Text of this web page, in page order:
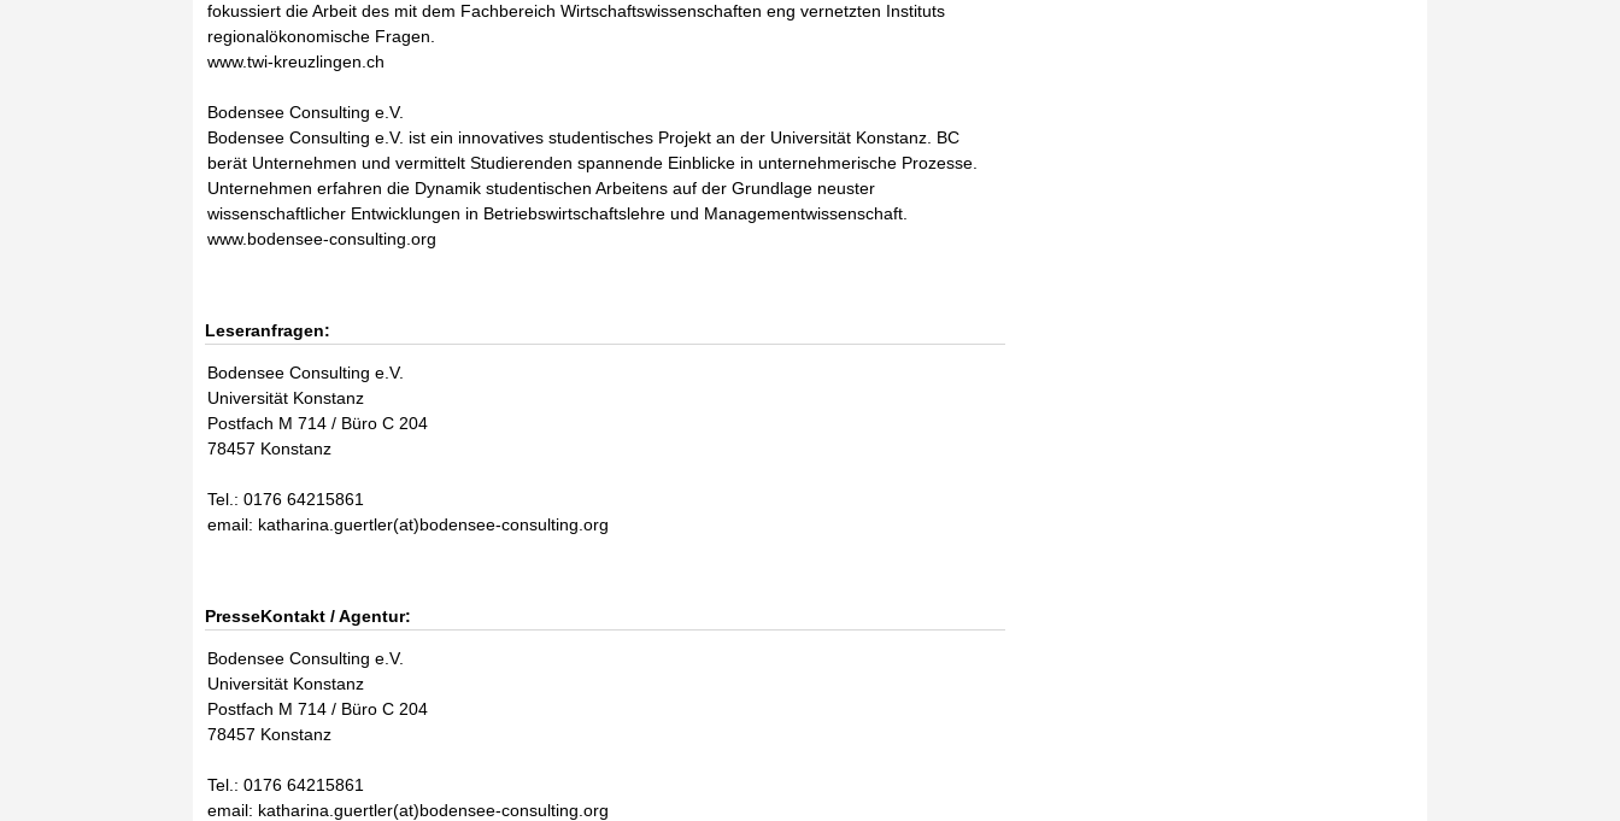
fokussiert die Arbeit des mit dem Fachbereich Wirtschaftswissenschaften eng vernetzten Instituts
regionalökonomische Fragen.
www.twi-kreuzlingen.ch
Bodensee Consulting e.V.
Bodensee Consulting e.V. ist ein innovatives studentisches Projekt an der Universität Konstanz. BC
berät Unternehmen und vermittelt Studierenden spannende Einblicke in unternehmerische Prozesse.
Unternehmen erfahren die Dynamik studentischen Arbeitens auf der Grundlage neuster
wissenschaftlicher Entwicklungen in Betriebswirtschaftslehre und Managementwissenschaft.
www.bodensee-consulting.org
Leseranfragen:
Bodensee Consulting e.V.
Universität Konstanz
Postfach M 714 / Büro C 204
78457 Konstanz
Tel.: 0176 64215861
email: katharina.guertler(at)bodensee-consulting.org
PresseKontakt / Agentur:
Bodensee Consulting e.V.
Universität Konstanz
Postfach M 714 / Büro C 204
78457 Konstanz
Tel.: 0176 64215861
email: katharina.guertler(at)bodensee-consulting.org